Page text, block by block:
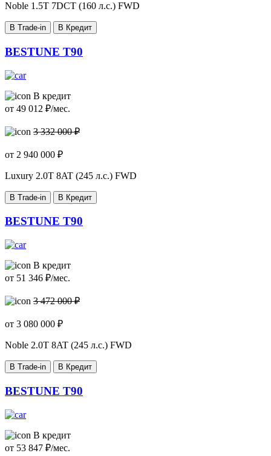
Noble 1.5T 7DCT (160 л.с.) FWD
В Trade-in В Кредит
BESTUNE T90
В кредит
от 49 012 ₽/мес.
3 332 000 ₽
от 2 940 000 ₽
Luxury 2.0T 8AT (245 л.с.) FWD
В Trade-in В Кредит
BESTUNE T90
В кредит
от 51 346 ₽/мес.
3 472 000 ₽
от 3 080 000 ₽
Noble 2.0T 8AT (245 л.с.) FWD
В Trade-in В Кредит
BESTUNE T90
В кредит
от 53 847 ₽/мес.